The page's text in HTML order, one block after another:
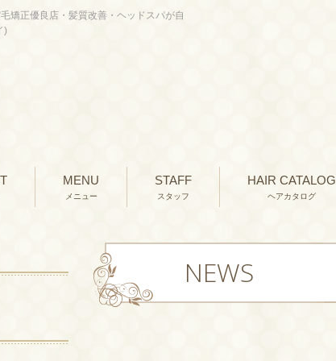
矯正優良店・髪質改善・ヘッドスパが自
)
MENU
メニュー
STAFF
スタッフ
HAIR CATALOG
ヘアカタログ
NEWS